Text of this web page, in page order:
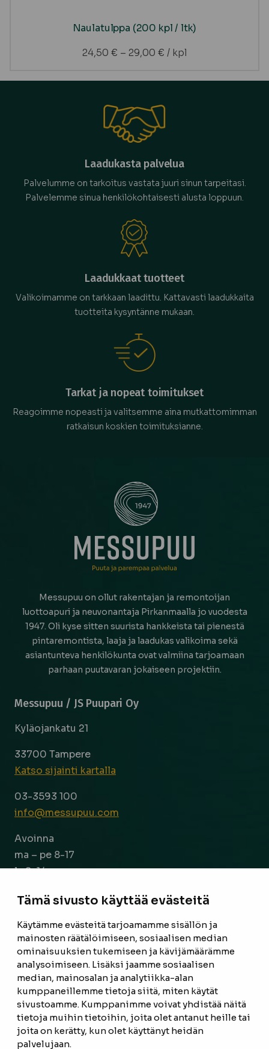
Tämä sivusto käyttää evästeitä
Käytämme evästeitä tarjoamamme sisällön ja
mainosten räätälöimiseen, sosiaalisen median
ominaisuuksien tukemiseen ja kävijämäärämme
analysoimiseen. Lisäksi jaamme sosiaalisen
median, mainosalan ja analytiikka-alan
kumppaneillemme tietoja siitä, miten käytät
sivustoamme. Kumppanimme voivat yhdistää näitä
tietoja muihin tietoihin, joita olet antanut heille tai
joita on kerätty, kun olet käyttänyt heidän
palvelujaan.
Naulatulppa (200 kpl / ltk)
24,50 € – 29,00 € / kpl
Laadukasta palvelua
Palvelumme on tarkoitus vastata juuri sinun tarpeitasi.
Palvelemme sinua henkilökohtaisesti alusta loppuun.
Laadukkaat tuotteet
Valikoimamme on tarkkaan laadittu. Kattavasti laadukkaita
tuotteita kysyntänne mukaan.
Tarkat ja nopeat toimitukset
Reagoimme nopeasti ja valitsemme aina mutkattomimman
ratkaisun koskien toimituksianne.
Messupuu on ollut rakentajan ja remontoijan
luottoapuri ja neuvonantaja Pirkanmaalla jo vuodesta
1947. Oli kyse sitten suurista hankkeista tai pienestä
pintaremontista, laaja ja laadukas valikoima sekä
asiantunteva henkilökunta ovat valmiina tarjoamaan
parhaan puutavaran jokaiseen projektiin.
Messupuu / JS Puupari Oy
Kyläojankatu 21
33700 Tampere
Katso sijainti kartalla
03-3593 100
info@messupuu.com
Avoinna
ma – pe 8-17
la 9-14
FacebookInstagram
ETUSIVU
TUOTTEET
REFERENSSIT
OTA YHTEYTTÄ
TIETOSUOJASELOSTE